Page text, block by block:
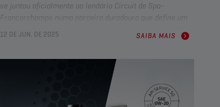
se juntou oficialmente ao lendário Circuit de Spa-
Francorchamps numa parceira duradoura que define um
novo padrão em termos de desempenho, inovação e
herança partilhada no desporto motorizado.
12 DE JUN. DE 2025 SAIBA MAIS